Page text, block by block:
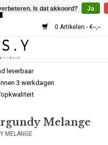
0 Artikelen - €--,--
leverbaar
3 werkdagen
Melange
MELANGE
Is dat akkoord? Ja